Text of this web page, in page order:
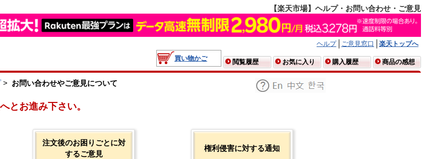
【楽天市場】ヘルプ・お問い合わせ・ご意見
ヘルプ ご意見窓口
楽天トップへ
買い物かご
閲覧履歴 お気に入り 購入履歴 商品の感想
> お問い合わせやご意見について
とお進み下さい。
注文後のお困りごとに対
するご意見
権利侵害に対する通知